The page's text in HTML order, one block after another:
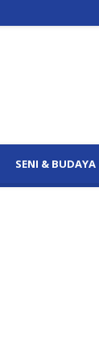
SENI & BUDAYA